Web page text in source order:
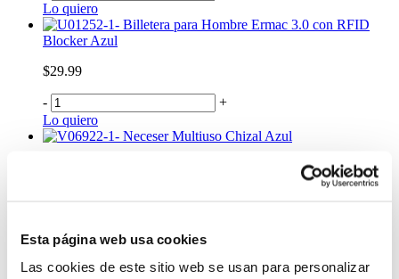
Esta página web usa cookies
Las cookies de este sitio web se usan para personalizar
Lo quiero
Billetera para Hombre Ermac 3.0 con RFID
Blocker Azul
$29.99
-
+
Lo quiero
Neceser Multiuso Chizal Azul
Candado Tsa Viaje Poxy
$16.99